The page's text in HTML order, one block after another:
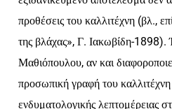
προθέσεις του καλλιτέχνη (βλ.,
της βλάχας», Γ. Ιακωβίδη-1898).
Μαθιόπουλου, αν και
προσωπική γραφή του καλλιτέχνη
ενδυματολογικής λεπτομέρειας